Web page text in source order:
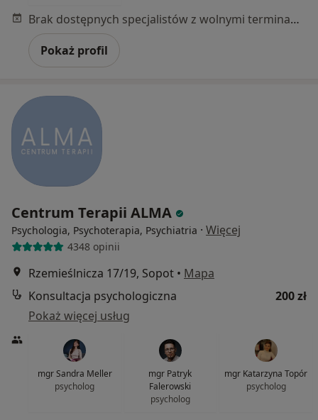
Brak dostępnych specjalistów z wolnymi terminami w tym centrum medycznym.
Pokaż profil
Centrum Terapii ALMA
Psychologia, Psychoterapia, Psychiatria · Więcej
4348 opinii
Rzemieślnicza 17/19, Sopot • Mapa
Konsultacja psychologiczna
200 zł
Pokaż więcej usług
mgr Sandra Meller
psycholog
mgr Patryk
Falerowski
psycholog
mgr Katarzyna Topór
psycholog